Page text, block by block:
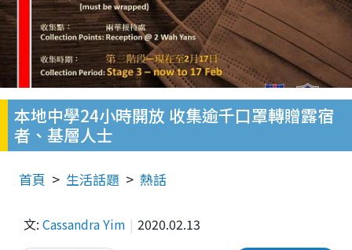
本地中學24小時開放 收集逾千口罩轉贈露宿
者、基層人士
首頁 生活話題 熱話
文: Cassandra Yim 2020.02.13